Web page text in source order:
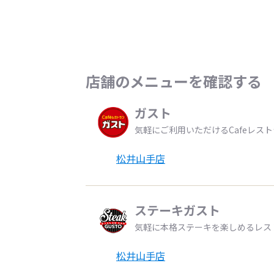
店舗のメニューを確認する
ガスト
気軽にご利用いただけるCafeレス
松井山手店
ステーキガスト
気軽に本格ステーキを楽しめるレス
松井山手店